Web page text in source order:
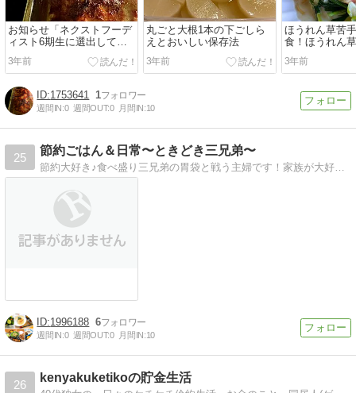
お知らせ「ネクストフーデ
ィスト6期生に選出してい
ただきました。」
3年前
丸ごと大根1本の下ごしら
えとおいしい保存法
3年前
ほうれん草苦
食！ほうれん
スタ
3年前
1753641 1
週間IN:0 週間OUT:0 月間IN:10
25
節約ごはん＆日常〜ときどき三兄弟〜
節約大好き♪食べ盛り三兄弟の胃袋と戦う主婦です！家族が大好き♪家族性高脂血症のみんなの健康を守るために、手作り心がけてます(^^♪
1996188 6
週間IN:0 週間OUT:0 月間IN:10
26
kenyakuketikoの貯金生活